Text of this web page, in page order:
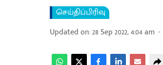
செய்திப்பிரிவு
Updated on:28 Sep 2022, 4:04 am